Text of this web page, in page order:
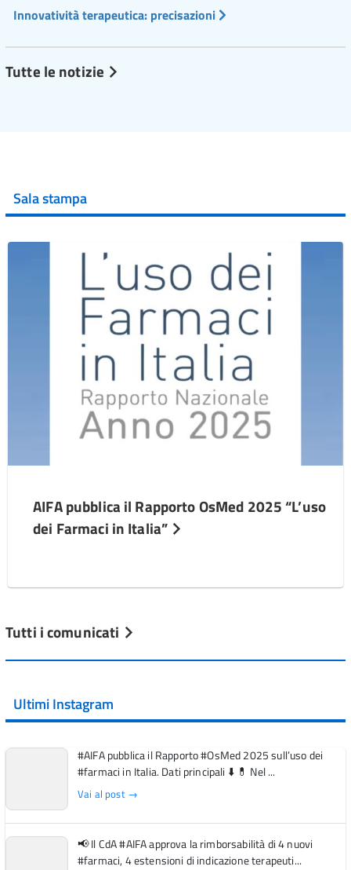
Innovatività terapeutica: precisazioni
Tutte le notizie
Sala stampa
AIFA pubblica il Rapporto OsMed 2025 “L’uso
dei Farmaci in Italia”
Tutti i comunicati
Ultimi Instagram
#AIFA pubblica il Rapporto #OsMed 2025 sull’uso dei
#farmaci in Italia. Dati principali ⬇️ 💊 Nel ...
Vai al post →
📢 Il CdA #AIFA approva la rimborsabilità di 4 nuovi
#farmaci, 4 estensioni di indicazione terapeuti...